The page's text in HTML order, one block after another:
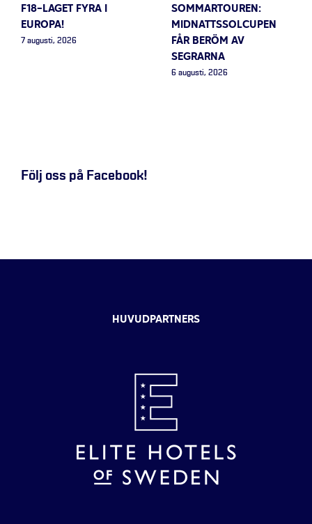
F18-LAGET FYRA I
EUROPA!
7 augusti, 2026
SOMMARTOUREN:
MIDNATTSSOLCUPEN
FÅR BERÖM AV
SEGRARNA
6 augusti, 2026
Följ oss på Facebook!
HUVUDPARTNERS